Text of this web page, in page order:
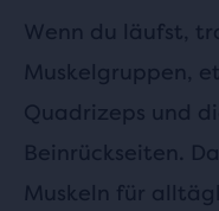
Wenn du läufst,
Muskelgruppen,
Quadrizeps und
Beinrückseiten.
Muskeln für